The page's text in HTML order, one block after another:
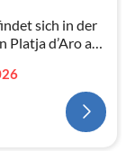
sich in der
d’Aro an